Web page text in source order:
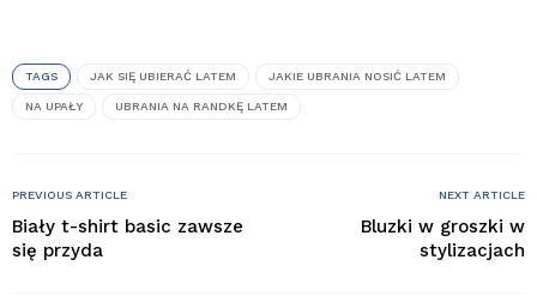
TAGS JAK SIĘ UBIERAĆ LATEM JAKIE UBRANIA NOSIĆ LATEM
NA UPAŁY UBRANIA NA RANDKĘ LATEM
PREVIOUS ARTICLE
Biały t-shirt basic zawsze
się przyda
NEXT ARTICLE
Bluzki w groszki w
stylizacjach